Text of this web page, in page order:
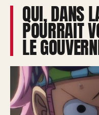
QUI, DANS
POURRAIT
LE